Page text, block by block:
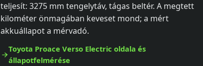
teljesít: 3275 mm tengelytáv, tágas beltér. A megtett
kilométer önmagában keveset mond; a mért
akkuállapot a mérvadó.
Toyota Proace Verso Electric oldala és
állapotfelmérése